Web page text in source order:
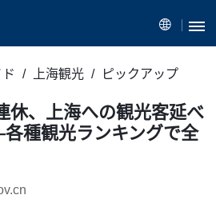
上海観光 ピックアップ
休、上海への観光客延べ
種観光ランキングで全